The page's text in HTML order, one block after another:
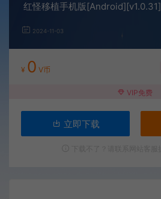
红怪移植手机版[Android][v1.0.31]
2024-11-03
¥ 0 V币
VIP免费
立即下载